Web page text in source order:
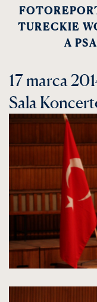
TURECKIE
A
17 marca
Sala
spowoduje